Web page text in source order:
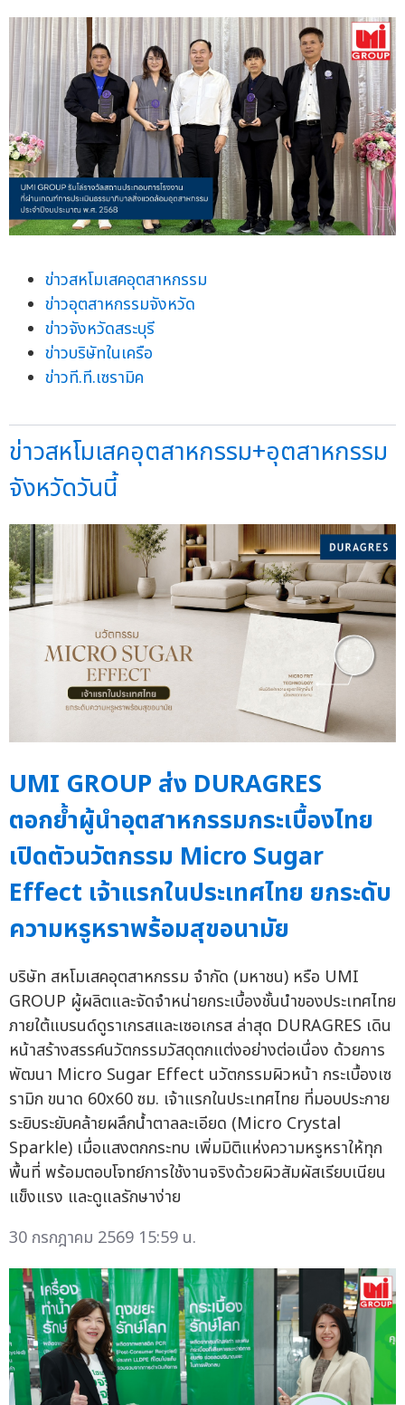
ข่าวสหโมเสคอุตสาหกรรม
ข่าวอุตสาหกรรมจังหวัด
ข่าวจังหวัดสระบุรี
ข่าวบริษัทในเครือ
ข่าวที.ที.เซรามิค
ข่าวสหโมเสคอุตสาหกรรม+อุตสาหกรรม
จังหวัดวันนี้
UMI GROUP ส่ง DURAGRES
ตอกย้ำผู้นำอุตสาหกรรมกระเบื้องไทย
เปิดตัวนวัตกรรม Micro Sugar
Effect เจ้าแรกในประเทศไทย ยกระดับ
ความหรูหราพร้อมสุขอนามัย
บริษัท สหโมเสคอุตสาหกรรม จำกัด (มหาชน) หรือ UMI
GROUP ผู้ผลิตและจัดจำหน่ายกระเบื้องชั้นนำของประเทศไทย
ภายใต้แบรนด์ดูราเกรสและเซอเกรส ล่าสุด DURAGRES เดิน
หน้าสร้างสรรค์นวัตกรรมวัสดุตกแต่งอย่างต่อเนื่อง ด้วยการ
พัฒนา Micro Sugar Effect นวัตกรรมผิวหน้า กระเบื้องเซ
รามิก ขนาด 60x60 ซม. เจ้าแรกในประเทศไทย ที่มอบประกาย
ระยิบระยับคล้ายผลึกน้ำตาลละเอียด (Micro Crystal
Sparkle) เมื่อแสงตกกระทบ เพิ่มมิติแห่งความหรูหราให้ทุก
พื้นที่ พร้อมตอบโจทย์การใช้งานจริงด้วยผิวสัมผัสเรียบเนียน
แข็งแรง และดูแลรักษาง่าย
30 กรกฎาคม 2569 15:59 น.